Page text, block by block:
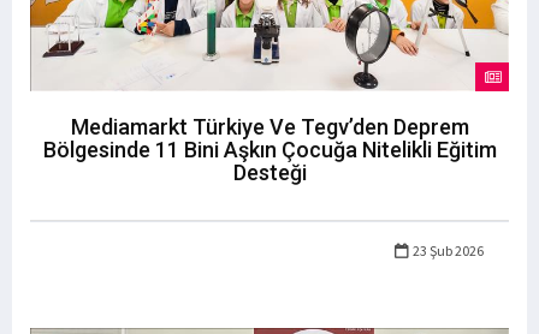
Mediamarkt Türkiye Ve Tegv’den Deprem
Bölgesinde 11 Bini Aşkın Çocuğa Nitelikli Eğitim
Desteği
23 Şub 2026